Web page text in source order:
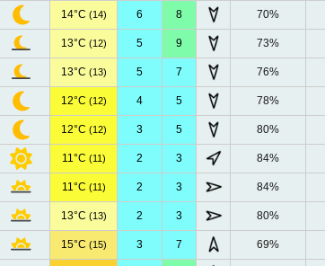
14°C (14) 6 8 70%
13°C (12) 5 9 73%
13°C (13) 5 7 76%
12°C (12) 4 5 78%
12°C (12) 3 5 80%
11°C (11) 2 3 84%
11°C (11) 2 3 84%
13°C (13) 2 3 80%
15°C (15) 3 7 69%